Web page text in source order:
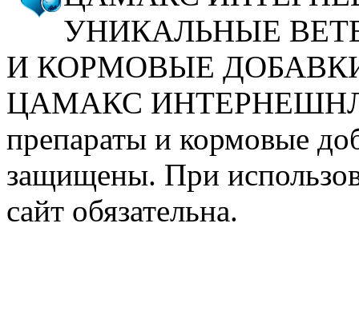
УНИКАЛЬНЫЕ
И КОРМОВЫЕ
ЦАМАКС ИНТЕРНЕШНЛ.
препараты и кормовые
защищены. При
сайт обязательна.